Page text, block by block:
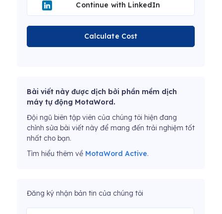
Continue with LinkedIn
Calculate Cost
Bài viết này được dịch bởi phần mềm dịch
máy tự động MotaWord.
Đội ngũ biên tập viên của chúng tôi hiện đang
chỉnh sửa bài viết này để mang đến trải nghiệm tốt
nhất cho bạn.
Tìm hiểu thêm về MotaWord Active.
Đăng ký nhận bản tin của chúng tôi